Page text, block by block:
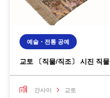
예술・전통 공예
교토 〔직물/직조〕 시진 직물
간사이
교토